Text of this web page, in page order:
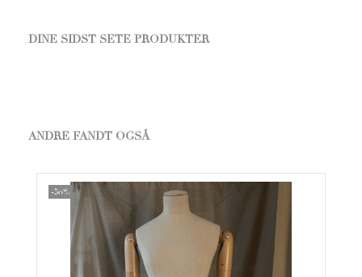
DINE SIDST SETE PRODUKTER
ANDRE FANDT OGSÅ
-50%